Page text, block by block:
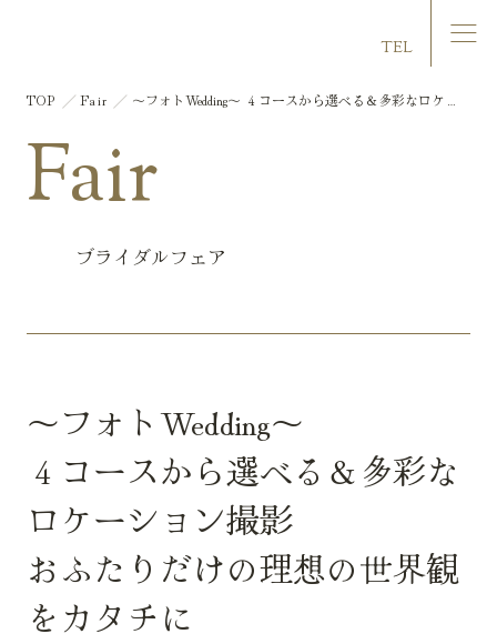
TEL
Fair
ブライダルフェア
TOP Fair
～フォトWedding～ ４コースから選べる＆多彩なロケー
～フォトWedding～
４コースから選べる＆多彩な
ロケーション撮影
おふたりだけの理想の世界観
をカタチに